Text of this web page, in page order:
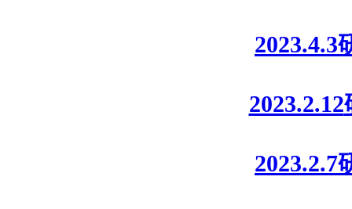
2023.4.3
2023.2.12
2023.2.7